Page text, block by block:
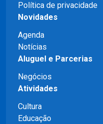
Política de privacidade
Novidades
Agenda
Notícias
Aluguel e Parcerias
Negócios
Atividades
Cultura
Educação